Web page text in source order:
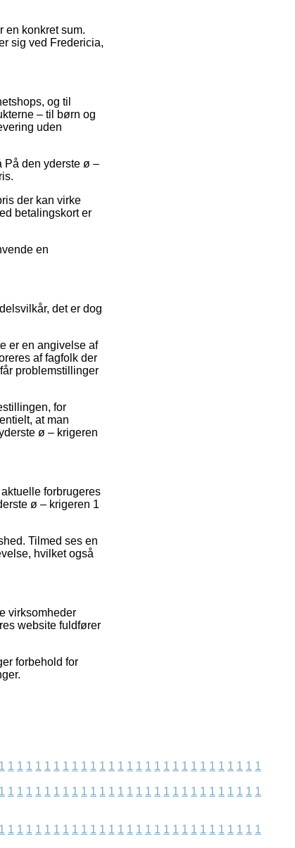
en konkret sum.
sig ved Fredericia,
og til
– til børn og
uden
På den yderste ø –
der kan virke
betalingskort er
en
det er dog
er en angivelse af
af fagfolk der
problemstillinger
for
at man
ø – krigeren
forbrugeres
ø – krigeren 1
Tilmed ses en
hvilket også
virksomheder
website fuldfører
forbehold for
1 1 1 1 1 1 1 1 1 1 1 1 1 1 1 1 1 1 1 1 1 1 1 1 1 1 1 1 1
1 1 1 1 1 1 1 1 1 1 1 1 1 1 1 1 1 1 1 1 1 1 1 1 1 1 1 1 1
1 1 1 1 1 1 1 1 1 1 1 1 1 1 1 1 1 1 1 1 1 1 1 1 1 1 1 1 1